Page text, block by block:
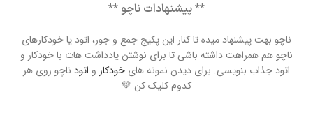
** پیشنهادات ناچو **
ناچو بهت پیشنهاد میده تا کنار این پکیج جمع و جور، اتود یا خودکارهای
ناچو هم همراهت داشته باشی تا برای نوشتن یادداشت هات با خودکار و
اتود جذاب بنویسی. برای دیدن نمونه های خودکار و اتود ناچو روی هر
کدوم کلیک کن 💚